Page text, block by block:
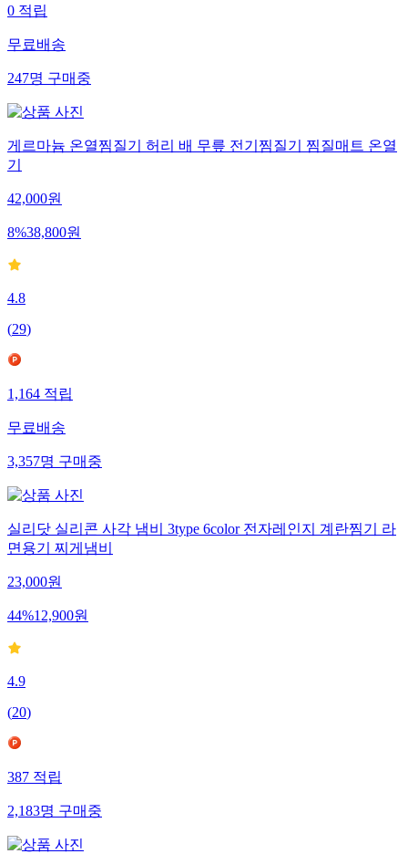
0 적립
무료배송
247명 구매중
게르마늄 온열찜질기 허리 배 무릎 전기찜질기 찜질매트 온열
기
42,000원
8%38,800원
4.8
(29)
1,164 적립
무료배송
3,357명 구매중
실리닷 실리콘 사각 냄비 3type 6color 전자레인지 계란찜기 라
면용기 찌게냄비
23,000원
44%12,900원
4.9
(20)
387 적립
2,183명 구매중